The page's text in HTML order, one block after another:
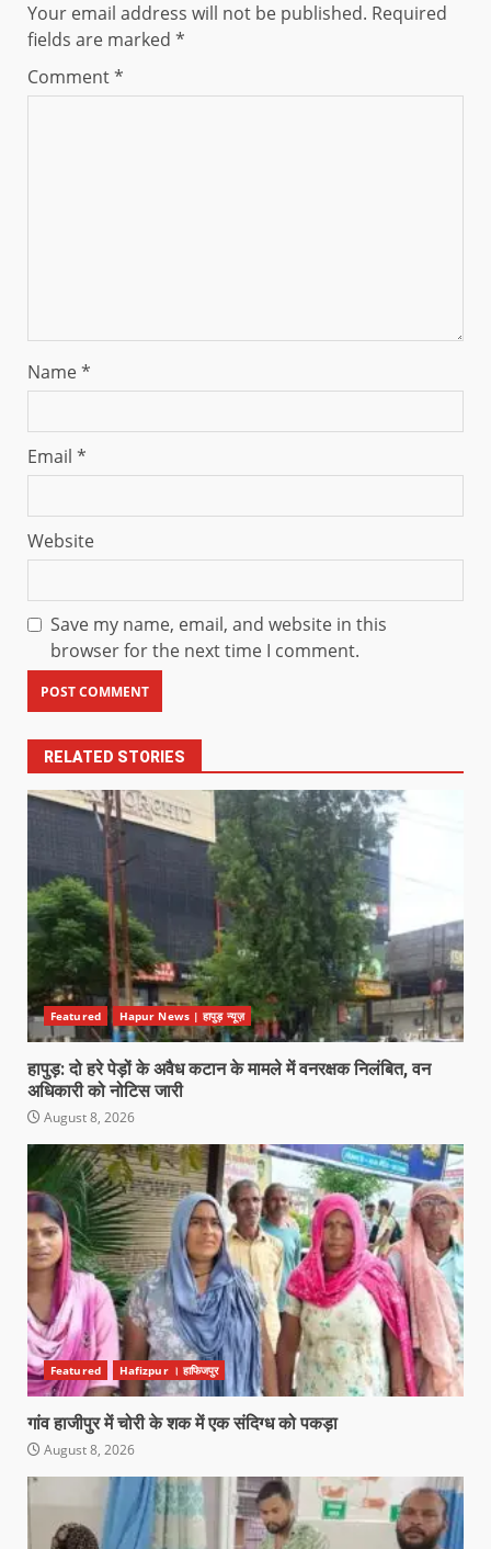
Your email address will not be published. Required
fields are marked *
Comment*
Name*
Email *
Website
Save my name, email, and website in this
browser for the next time I comment.
RELATED STORIES
Featured Hapur News | हापुड़ न्यूज़
हापुड़: दो हरे पेड़ों के अवैध कटान के मामले में वनरक्षक निलंबित, वन
अधिकारी को नोटिस जारी
August 8, 2026
Featured Hafizpur । हाफिजपुर
गांव हाजीपुर में चोरी के शक में एक संदिग्ध को पकड़ा
August 8, 2026